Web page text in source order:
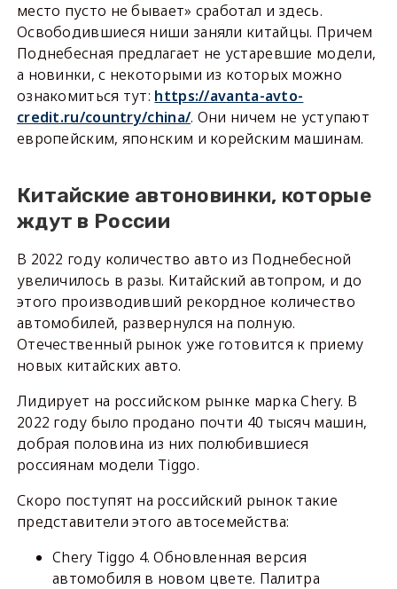
место пусто не бывает» сработал и здесь.
Освободившиеся ниши заняли китайцы. Причем
Поднебесная предлагает не устаревшие модели,
а новинки, с некоторыми из которых можно
ознакомиться тут: https://avanta-avto-
credit.ru/country/china/. Они ничем не уступают
европейским, японским и корейским машинам.
Китайские автоновинки, которые
ждут в России
В 2022 году количество авто из Поднебесной
увеличилось в разы. Китайский автопром, и до
этого производивший рекордное количество
автомобилей, развернулся на полную.
Отечественный рынок уже готовится к приему
новых китайских авто.
Лидирует на российском рынке марка Chery. В
2022 году было продано почти 40 тысяч машин,
добрая половина из них полюбившиеся
россиянам модели Tiggo.
Скоро поступят на российский рынок такие
представители этого автосемейства:
Chery Tiggo 4. Обновленная версия
автомобиля в новом цвете. Палитра